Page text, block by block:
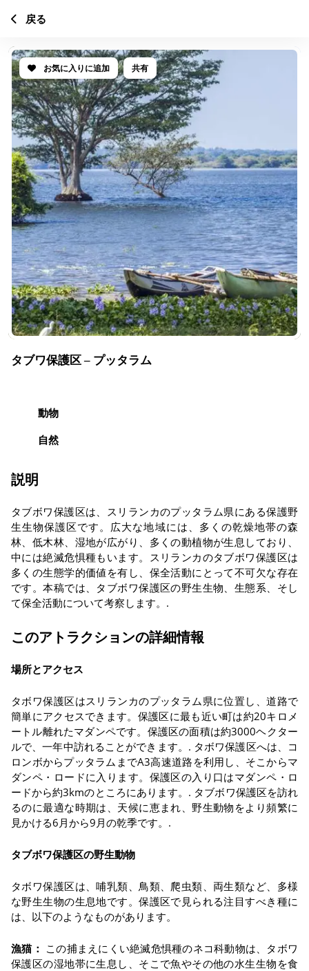
お気に入りに追加 共有
タブワ保護区 – プッタラム
動物
自然
説明
タブボワ保護区は、スリランカのプッタラム県にある保護野
生生物保護区です。広大な地域には、多くの乾燥地帯の森
林、低木林、湿地が広がり、多くの動植物が生息しており、
中には絶滅危惧種もいます。スリランカのタブボワ保護区は
多くの生態学的価値を有し、保全活動にとって不可欠な存在
です。本稿では、タブボワ保護区の野生生物、生態系、そし
て保全活動について考察します。.
このアトラクションの詳細情報
場所とアクセス
タボワ保護区はスリランカのプッタラム県に位置し、道路で
簡単にアクセスできます。保護区に最も近い町は約20キロメ
ートル離れたマダンペです。保護区の面積は約3000ヘクター
ルで、一年中訪れることができます。. タボワ保護区へは、コ
ロンボからプッタラムまでA3高速道路を利用し、そこからマ
ダンペ・ロードに入ります。保護区の入り口はマダンペ・ロ
ードから約3kmのところにあります。. タブボワ保護区を訪れ
るのに最適な時期は、天候に恵まれ、野生動物をより頻繁に
見かける6月から9月の乾季です。.
タブボワ保護区の野生動物
タボワ保護区は、哺乳類、鳥類、爬虫類、両生類など、多様
な野生生物の生息地です。保護区で見られる注目すべき種に
は、以下のようなものがあります。
漁猫： この捕まえにくい絶滅危惧種のネコ科動物は、タボワ
保護区の湿地帯に生息し、そこで魚やその他の水生生物を食
戻る